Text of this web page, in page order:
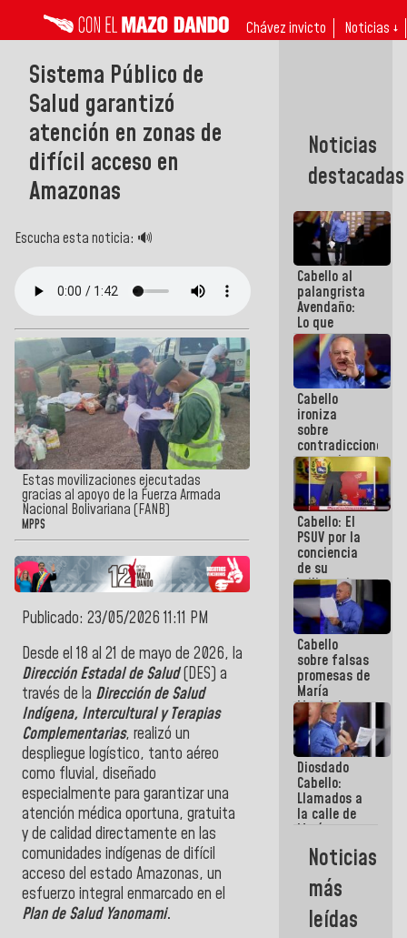
Chávez invicto Noticias ↓
Sistema Público de
Salud garantizó
atención en zonas de
difícil acceso en
Amazonas
Escucha esta noticia: 🔊
Estas movilizaciones ejecutadas
gracias al apoyo de la Fuerza Armada
Nacional Bolivariana (FANB)
MPPS
Publicado: 23/05/2026 11:11 PM
Desde el 18 al 21 de mayo de 2026, la
Dirección Estadal de Salud(DES) a
través de la Dirección de Salud
Indígena, Intercultural y Terapias
Complementarias, realizó un
despliegue logístico, tanto aéreo
como fluvial, diseñado
especialmente para garantizar una
atención médica oportuna, gratuita
y de calidad directamente en las
comunidades indígenas de difícil
acceso del estado Amazonas, un
esfuerzo integral enmarcado en el
Plan de Salud Yanomami.
Noticias
destacadas
Cabello al
palangrista
Avendaño:
Lo que
vayas a
escribir
hazlo hoy
por que no
sabemos si
la semana
que viene
hay
programa
Cabello
ironiza
sobre
contradicciones
y mentiras
de María
Machado:
¡Créanle!
Cabello: El
PSUV por la
conciencia
de su
militancia
es la
organización
política más
sólida de
Venezuela
Cabello
sobre falsas
promesas de
María
Machado:
¿Quién le
puede creer?
¿Y la gente
que ella iba
a salvar en
La Guaira?
Diosdado
Cabello:
Llamados a
la calle de
María
Machado se
estrellaron
de frente
contra el
Pueblo
Noticias
más
leídas